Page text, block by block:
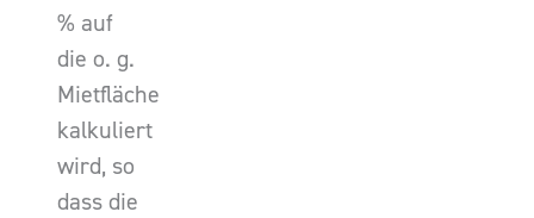
% auf
die o. g.
Mietfläche
kalkuliert
wird, so
dass die